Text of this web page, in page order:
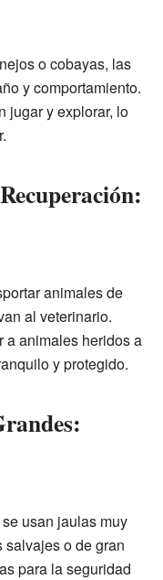
o cobayas, las
y comportamiento.
jugar y explorar, lo
animales de
al veterinario.
a animales heridos a
y protegido.
usan jaulas muy
salvajes o de gran
para la seguridad